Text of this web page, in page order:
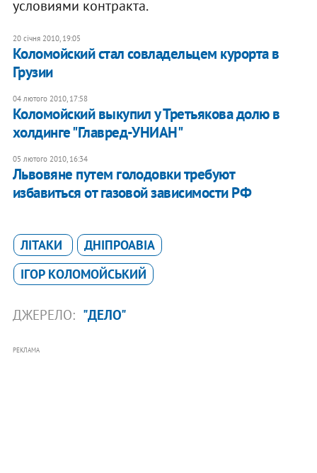
условиями контракта.
20 січня 2010, 19:05
Коломойский стал совладельцем курорта в
Грузии
04 лютого 2010, 17:58
Коломойский выкупил у Третьякова долю в
холдинге "Главред-УНИАН"
05 лютого 2010, 16:34
Львовяне путем голодовки требуют
избавиться от газовой зависимости РФ
ЛІТАКИ
ДНІПРОАВІА
ІГОР КОЛОМОЙСЬКИЙ
ДЖЕРЕЛО: "ДЕЛО"
РЕКЛАМА